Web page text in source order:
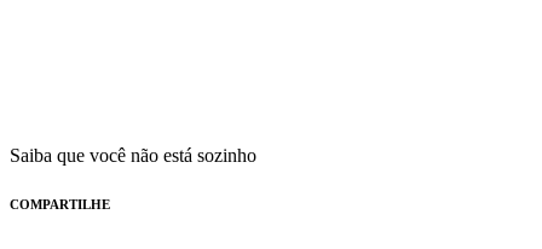
Saiba que você não está sozinho
COMPARTILHE